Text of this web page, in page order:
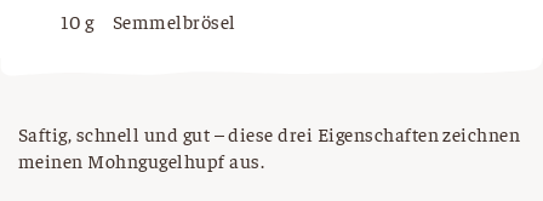
10 g
Semmelbrösel
Saftig, schnell und gut – diese drei Eigenschaften zeichnen
meinen Mohngugelhupf aus.